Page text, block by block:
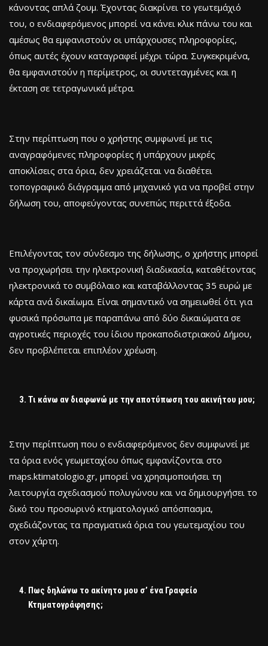
κάνοντας απλά ζουμ. Έχοντας διακρίνει το γεωτεμάχιό
του, ο ενδιαφερόμενος μπορεί να κάνει κλικ πάνω του και
αμέσως θα εμφανιστούν οι υπάρχουσες πληροφορίες,
όπως αυτές έχουν καταγραφεί μέχρι τώρα. Συγκεκριμένα,
θα εμφανιστούν η περίμετρος, οι συντεταγμένες και η
έκταση σε τετραγωνικά μέτρα.
Στην περίπτωση που ο χρήστης συμφωνεί με τις
αναγραφόμενες πληροφορίες ή υπάρχουν μικρές
αποκλίσεις στα όρια, δεν χρειάζεται να διαθέτει
τοπογραφικό διάγραμμα από μηχανικό για να προβεί στην
δήλωση του, αποφεύγοντας συνεπώς περιττά έξοδα.
Επιλέγοντας τον σύνδεσμο της δήλωσης, ο χρήστης μπορεί
να προχωρήσει την ηλεκτρονική διαδικασία, καταθέτοντας
ηλεκτρονικά το συμβόλαιο και καταβάλλοντας 35 ευρώ με
κάρτα ανά δικαίωμα. Είναι σημαντικό να σημειωθεί ότι για
φυσικά πρόσωπα με παραπάνω από δύο δικαιώματα σε
αγροτικές περιοχές του ίδιου προκαποδιστριακού Δήμου,
δεν προβλέπεται επιπλέον χρέωση.
Τι κάνω αν διαφωνώ με την αποτύπωση του ακινήτου μου;
Στην περίπτωση που ο ενδιαφερόμενος δεν συμφωνεί με
τα όρια ενός γεωμεταχίου όπως εμφανίζονται στο
maps.ktimatologio.gr, μπορεί να χρησιμοποιήσει τη
λειτουργία σχεδιασμού πολυγώνου και να δημιουργήσει το
δικό του προσωρινό κτηματολογικό απόσπασμα,
σχεδιάζοντας τα πραγματικά όρια του γεωτεμαχίου του
στον χάρτη.
Πως δηλώνω το ακίνητο μου σ’ ένα Γραφείο
Κτηματογράφησης;